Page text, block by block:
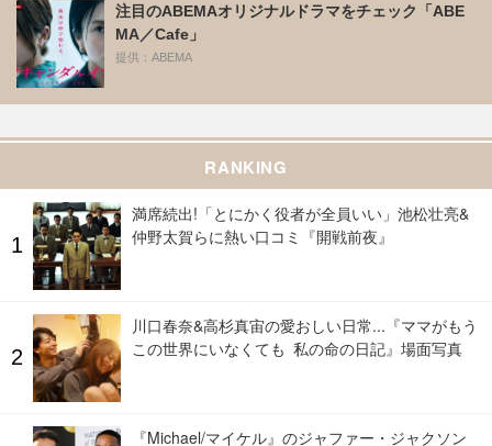
注目のABEMAオリジナルドラマをチェック「ABE
MA／Cafe」
提供：ABEMA
RANKING
満席続出!「とにかく役者が全員いい」池松壮亮&
仲野太賀らに熱い口コミ『開戦前夜』
川口春奈&高杉真宙の愛おしい日常...『ママがもう
この世界にいなくても 私の命の日記』場面写真
『Michael/マイケル』のジャファー・ジャクソン